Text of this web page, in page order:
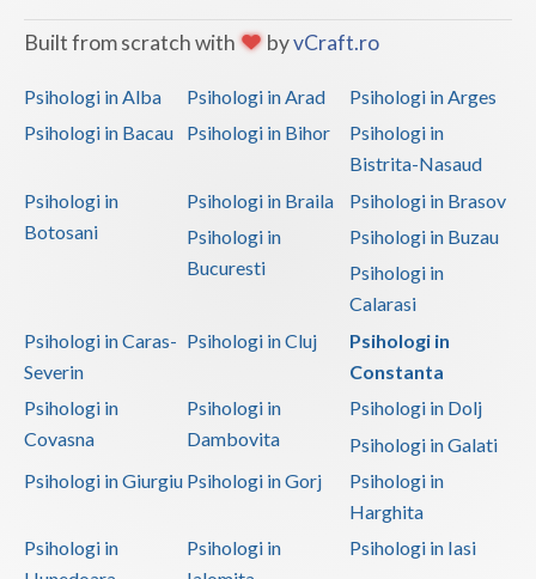
Built from scratch with byvCraft.ro
Psihologi in Alba Psihologi in Arad
Psihologi in Arges
Psihologi in Bacau
Psihologi in Bihor
Psihologi in
Bistrita-Nasaud
Psihologi in
Botosani
Psihologi in Braila
Psihologi in Brasov
Psihologi in
Bucuresti
Psihologi in Buzau
Psihologi in
Calarasi
Psihologi in Caras-
Severin
Psihologi in Cluj
Psihologi in
Constanta
Psihologi in
Covasna
Psihologi in
Dambovita
Psihologi in Dolj
Psihologi in Galati
Psihologi in Giurgiu Psihologi in Gorj
Psihologi in
Harghita
Psihologi in
Psihologi in
Psihologi in Iasi